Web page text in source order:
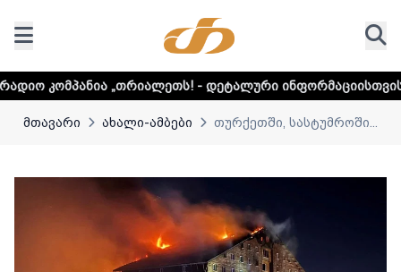
- დეტალური ინფორმაციისთვის დააკლიკეთ
მთავარი ახალი-ამბები თურქეთში, სასტუმროში...